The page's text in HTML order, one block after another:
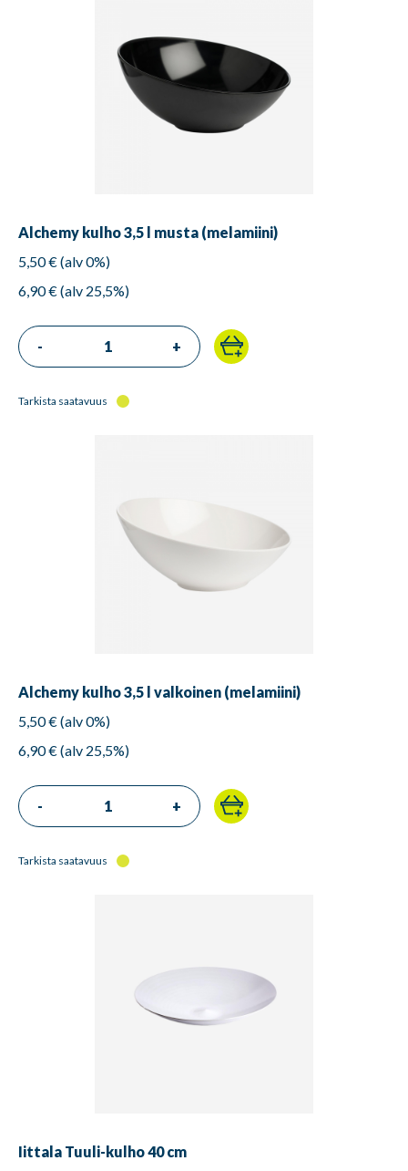
Alchemy kulho 3,5 l musta (melamiini)
5,50 € (alv 0%)
6,90 € (alv 25,5%)
- +
Tarkista saatavuus
Alchemy kulho 3,5 l valkoinen (melamiini)
5,50 € (alv 0%)
6,90 € (alv 25,5%)
- +
Tarkista saatavuus
Iittala Tuuli-kulho 40 cm